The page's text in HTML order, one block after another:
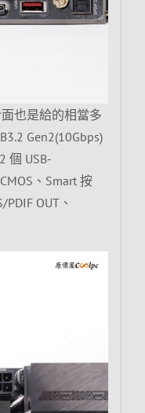
也是給的相當多
Gen2(10Gbps)
個 USB-
、Smart 按
OUT、